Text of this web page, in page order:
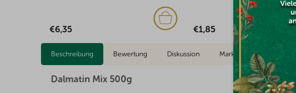
€1,85 €6,56
Beschreibung Bewertung Diskussion Marke
Dalmatin Mix 500g